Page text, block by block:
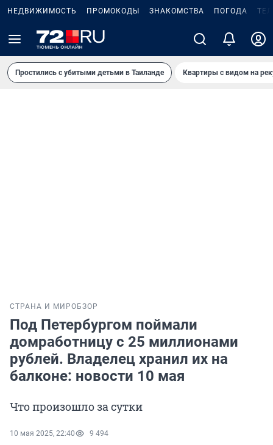
НЕДВИЖИМОСТЬ ПРОМОКОДЫ ЗНАКОМСТВА ПОГОДА
Простились с убитыми детьми в Таиланде Квартиры с видом на
СТРАНА И МИРОБЗОР
Под Петербургом поймали
домработницу с 25 миллионами
рублей. Владелец хранил их на
балконе: новости 10 мая
Что произошло за сутки
10 мая 2025, 22:40 9 494